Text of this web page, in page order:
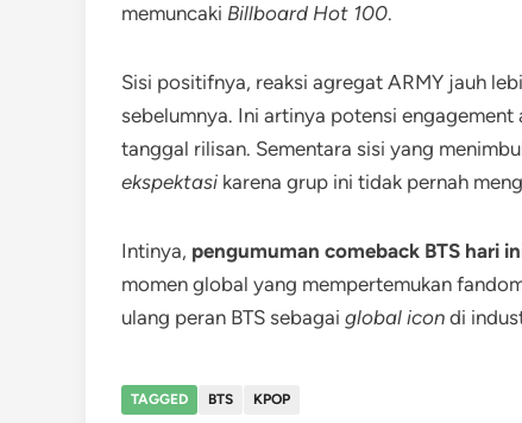
memuncaki Billboard Hot 100.
Sisi positifnya, reaksi agregat ARMY jauh
sebelumnya. Ini artinya potensi engagement
tanggal rilisan. Sementara sisi yang
ekspektasi karena grup ini tidak pernah
Intinya, pengumuman comeback BTS hari
momen global yang mempertemukan
ulang peran BTS sebagai global icon di
TAGGED BTS KPOP